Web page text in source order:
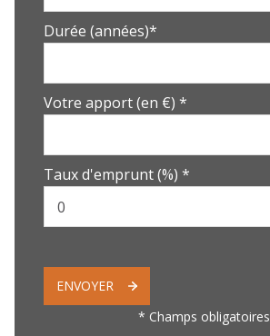
Durée (années)*
Votre apport (en €) *
Taux d'emprunt (%) *
ENVOYER
* Champs obligatoires